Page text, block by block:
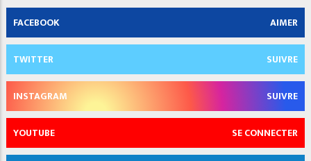
FACEBOOK AIMER
TWITTER SUIVRE
INSTAGRAM SUIVRE
YOUTUBE SE CONNECTER